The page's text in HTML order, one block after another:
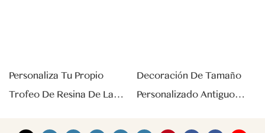
Personaliza Tu Propio
Trofeo De Resina De La
Decoración De Tamaño
Personalizado Antiguo